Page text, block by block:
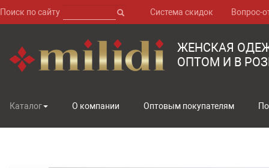
Поиск по сайту Система скидок Вопрос-
ЖЕНСКАЯ
ОПТОМ И В
Каталог О компании Оптовым покупателям